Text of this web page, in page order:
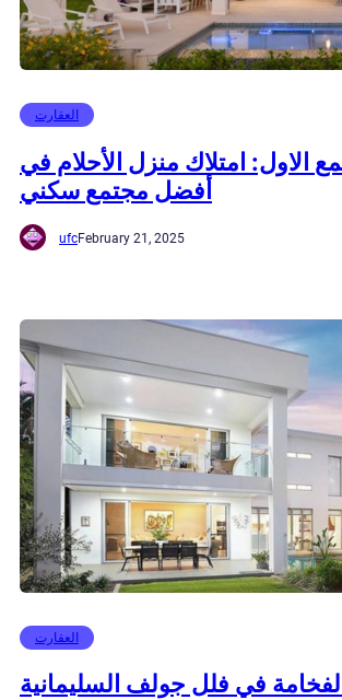
العقارت
الاول: امتلاك منزل الأحلام في
أفضل مجتمع سكني
ufcFebruary 21, 2025
العقارت
في فلل جولف السليمانية